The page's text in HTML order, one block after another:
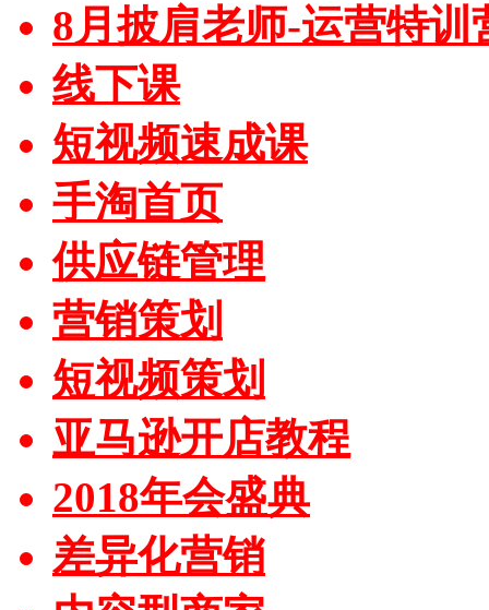
8月披肩老师-运营特训
线下课
短视频速成课
手淘首页
供应链管理
营销策划
短视频策划
亚马逊开店教程
2018年会盛典
差异化营销